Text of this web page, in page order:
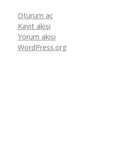
Oturum aç
Kayıt akışı
Yorum akışı
WordPress.org